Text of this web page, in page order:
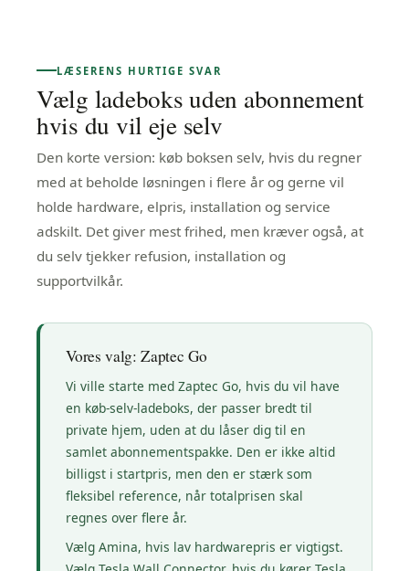
LÆSERENS HURTIGE SVAR
Vælg ladeboks uden abonnement
hvis du vil eje selv
Den korte version: køb boksen selv, hvis du regner
med at beholde løsningen i flere år og gerne vil
holde hardware, elpris, installation og service
adskilt. Det giver mest frihed, men kræver også, at
du selv tjekker refusion, installation og
supportvilkår.
Vores valg: Zaptec Go
Vi ville starte med Zaptec Go, hvis du vil have
en køb-selv-ladeboks, der passer bredt til
private hjem, uden at du låser dig til en
samlet abonnementspakke. Den er ikke altid
billigst i startpris, men den er stærk som
fleksibel reference, når totalprisen skal
regnes over flere år.
Vælg Amina, hvis lav hardwarepris er vigtigst.